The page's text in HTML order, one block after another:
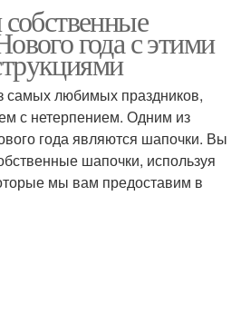
Шапочки из бисера
Шапочки из керамики
года с этими
самых любимых праздников,
с нетерпением. Одним из
года являются шапочки. Вы
шапочки, используя
мы вам предоставим в